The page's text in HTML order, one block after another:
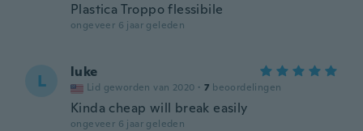
Plastica Troppo flessibile
ongeveer 6 jaar geleden
L luke
Lid geworden van 2020 · 7 beoordelingen
Kinda cheap will break easily
ongeveer 6 jaar geleden